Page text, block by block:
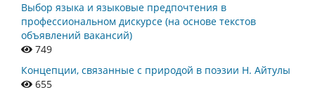
Выбор языка и языковые предпочтения в
профессиональном дискурсе (на основе текстов
объявлений вакансий)
749
Концепции, связанные с природой в поэзии Н. Айтулы
655